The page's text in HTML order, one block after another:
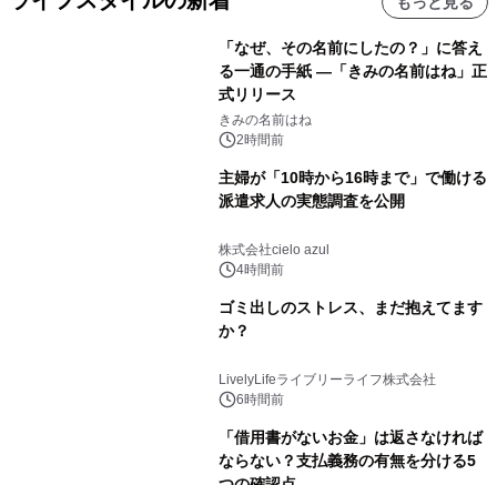
「なぜ、その名前にしたの？」に答え
る一通の手紙 ―「きみの名前はね」正
式リリース
きみの名前はね
2時間前
主婦が「10時から16時まで」で働ける
派遣求人の実態調査を公開
株式会社cielo azul
4時間前
ゴミ出しのストレス、まだ抱えてます
か？
LivelyLifeライブリーライフ株式会社
6時間前
「借用書がないお金」は返さなければ
ならない？支払義務の有無を分ける5